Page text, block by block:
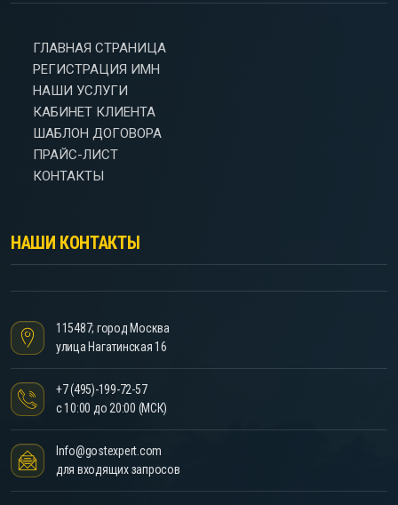
ГЛАВНАЯ СТРАНИЦА
РЕГИСТРАЦИЯ ИМН
НАШИ УСЛУГИ
КАБИНЕТ КЛИЕНТА
ШАБЛОН ДОГОВОРА
ПРАЙС-ЛИСТ
КОНТАКТЫ
НАШИ КОНТАКТЫ
115487; город Москва
улица Нагатинская 16
+7 (495)-199-72-57
с 10:00 до 20:00 (МСК)
Info@gostexpert.com
для входящих запросов